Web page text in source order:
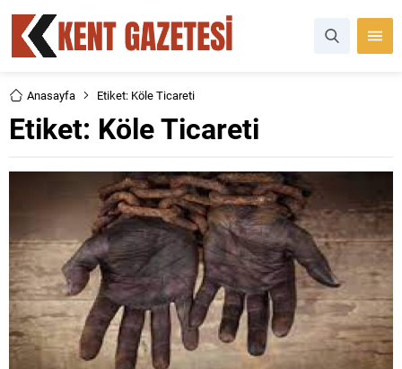
Anasayfa Etiket: Köle Ticareti
Etiket: Köle Ticareti